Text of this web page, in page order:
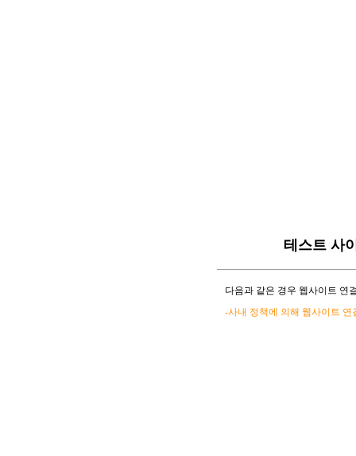
테스트 사
다음과 같은 경우 웹사이트 연
-사내 정책에 의해 웹사이트